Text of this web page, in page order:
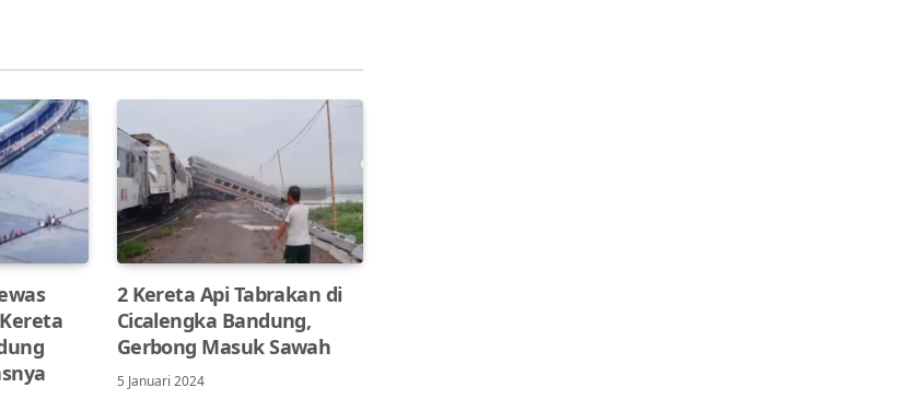
2 Kereta Api Tabrakan di
Cicalengka Bandung,
Gerbong Masuk Sawah
5 Januari 2024